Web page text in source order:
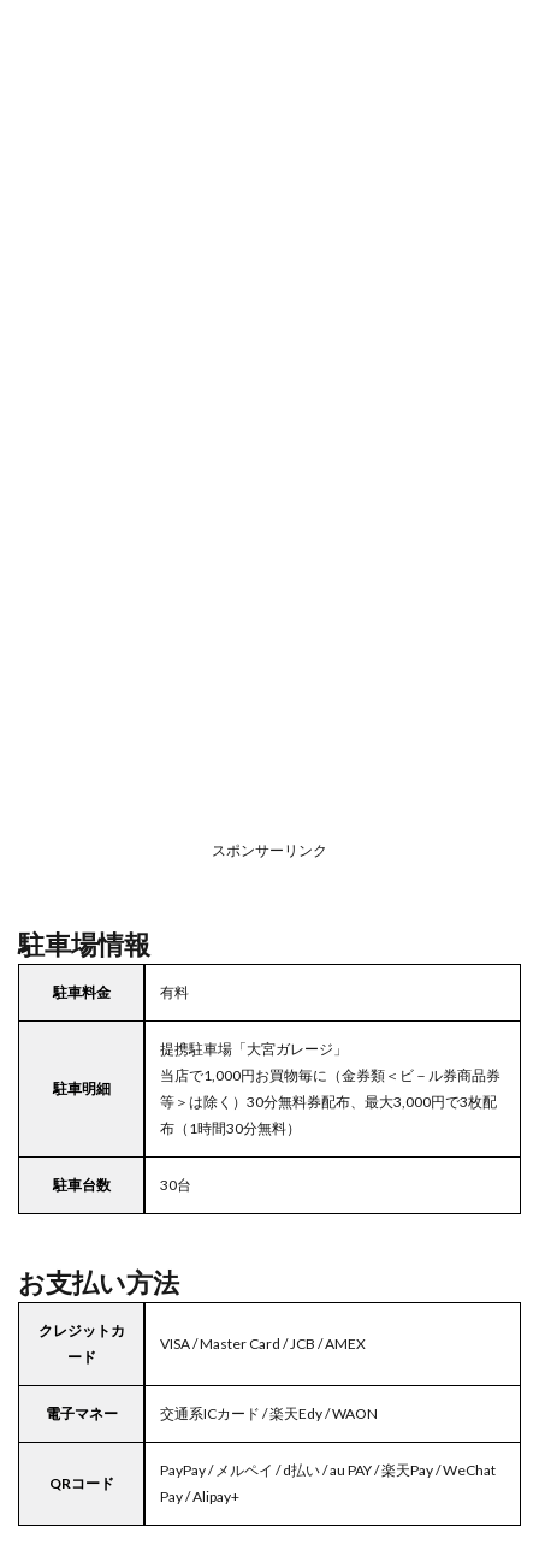
スポンサーリンク
駐車場情報
駐車料金 有料
駐車明細
提携駐車場「大宮ガレージ」
当店で1,000円お買物毎に（金券類＜ビ－ル券商品券
等＞は除く）30分無料券配布、最大3,000円で3枚配
布（1時間30分無料）
駐車台数 30台
お支払い方法
クレジットカ
ード
VISA / Master Card / JCB / AMEX
電子マネー 交通系ICカード / 楽天Edy / WAON
QRコード
PayPay / メルペイ / d払い / au PAY / 楽天Pay / WeChat
Pay / Alipay+